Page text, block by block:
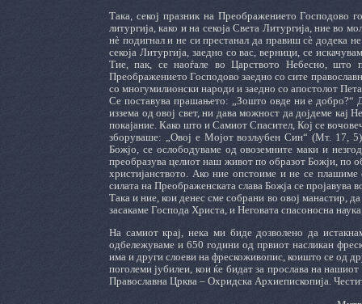
Така, секој празник на Преображението Господово
литургија, како и на секоја Света Литургија, ние во
нѐ подигнал и не си престанал да правиш сѐ додека
секоја Литургија, заедно со вас, верници, се
Тие, пак, се наоѓале во Царството Небесно, што
Преображението Господово заедно со сите
со многумилионски народи и заедно со апостолот
Се поставува прашањето: „Зошто овде ни е добро?“
иззема од овој свет, ни дава можност да дојдеме кај
покајание. Како што и Самиот Спасител, Кој се
зборуваше: „Овој е Мојот возљубен Син“ (Мт. 17,
Божјо, се ослободуваме од овоземните маки и
преобразува целиот наш живот по образот Божји, по
христијанството. Ако ние опстоиме и не се
силата на Преображенската слава Божја се пројавува
Така и ние, кои денес сме собрани во овој манастир,
засакаме Господа Христа, и Неговата спасоносна
На самиот крај, нека ми биде дозволено да
одбележуваме и 650 години од првиот насликан
има и други слоеви на фрескоживопис, коишто се од
поголеми јубилеи, кои ќе бидат за прослава на
Православна Црква – Охридска Архиепископија.